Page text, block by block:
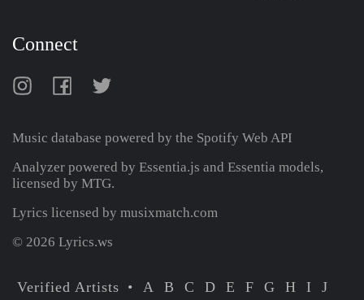
Connect
Music database powered by the Spotify Web API
Analyzer powered by Essentia.js and Essentia models,
licensed by MTG.
Lyrics licensed by musixmatch.com
© 2026 Lyrics.ws
Verified Artists A B C D E F G H I J